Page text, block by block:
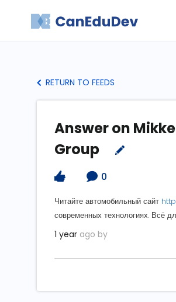
RETURN TO FEEDS
Answer on
Group
0
Читайте автомобильный сайт
современных технологиях. Всё
1 year ago by